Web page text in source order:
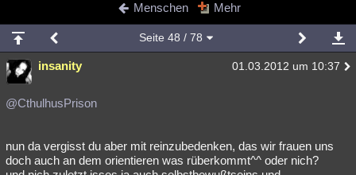
Chat Wiki Neuigkeiten
meine Rubriken
Menschen Mystery Kriminalfälle
Spiritualität Verschwörungen
weitere Rubriken
Menschen Mehr
Seite 48 / 78
insanity 01.03.2012 um 10:37
@CthulhusPrison
nun da vergisst du aber mit reinzubedenken, das wir frauen uns
doch auch an dem orientieren was rüberkommt^^ oder nich?